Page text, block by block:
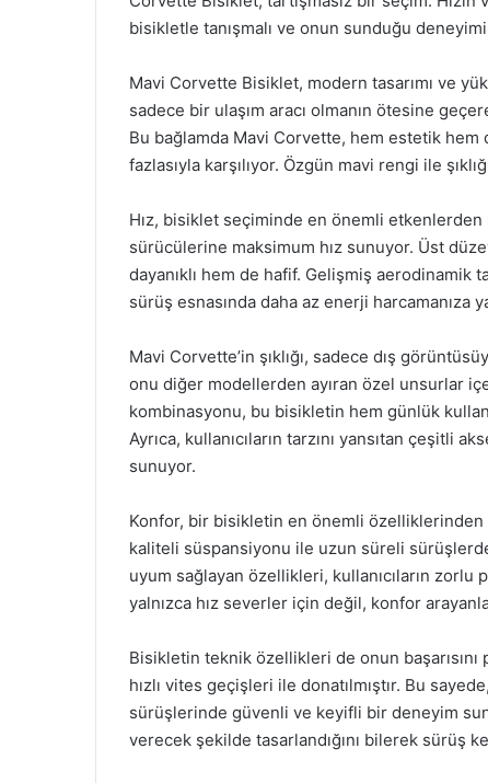
bisikletle tanışmalı ve onun sunduğu
Mavi Corvette Bisiklet, modern tasarımı ve
sadece bir ulaşım aracı olmanın ötesine
Bu bağlamda Mavi Corvette, hem estetik hem
fazlasıyla karşılıyor. Özgün mavi rengi ile
Hız, bisiklet seçiminde en önemli
sürücülerine maksimum hız sunuyor. Üst
dayanıklı hem de hafif. Gelişmiş aerodinamik
sürüş esnasında daha az enerji harcamanıza
Mavi Corvette’in şıklığı, sadece dış
onu diğer modellerden ayıran özel unsurlar
kombinasyonu, bu bisikletin hem günlük
Ayrıca, kullanıcıların tarzını yansıtan çeşitli
sunuyor.
Konfor, bir bisikletin en önemli
kaliteli süspansiyonu ile uzun süreli
uyum sağlayan özellikleri, kullanıcıların
yalnızca hız severler için değil, konfor
Bisikletin teknik özellikleri de onun
hızlı vites geçişleri ile donatılmıştır. Bu
sürüşlerinde güvenli ve keyifli bir deneyim
verecek şekilde tasarlandığını bilerek sürüş